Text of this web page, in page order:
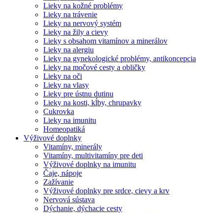
Lieky na kožné problémy
Lieky na trávenie
Lieky na nervový systém
Lieky na žily a cievy
Lieky s obsahom vitamínov a minerálov
Lieky na alergiu
Lieky na gynekologické problémy, antikoncepcia
Lieky na močové cesty a obličky
Lieky na oči
Lieky na vlasy
Lieky pre ústnu dutinu
Lieky na kosti, kĺby, chrupavky
Cukrovka
Lieky na imunitu
Homeopatiká
Výživové doplnky
Vitamíny, minerály
Vitamíny, multivitamíny pre deti
Výživové doplnky na imunitu
Čaje, nápoje
Zažívanie
Výživové doplnky pre srdce, cievy a krv
Nervová sústava
Dýchanie, dýchacie cesty